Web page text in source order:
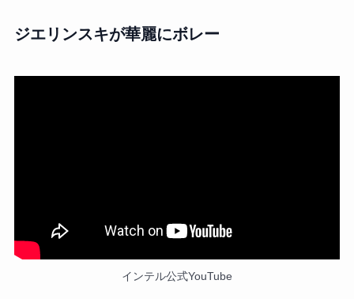
ジエリンスキが華麗にボレー
インテル公式YouTube